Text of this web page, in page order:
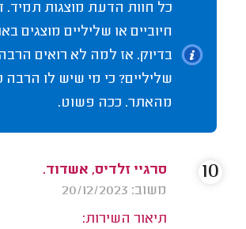
כל חוות הדעת מוצגות תמיד.
חיוביים או שליליים מוצגים
בדיוק. אז למה לא רואים הרבה
שליליים? כי מי שיש לו הרבה
מהאתר. ככה פשוט.
סרגיי זלדיס, אשדוד.
משוב: 20/12/2023
תיאור השירות:
10